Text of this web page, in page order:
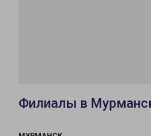
Филиалы в